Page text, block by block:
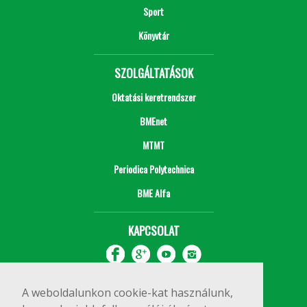
A weboldalunkon cookie-kat használunk,
Sport
Könyvtár
SZOLGÁLTATÁSOK
Oktatási keretrendszer
BMEnet
MTMT
Periodica Polytechnica
BME Alfa
KAPCSOLAT